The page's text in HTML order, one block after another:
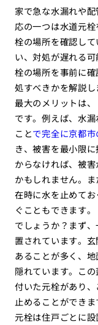
家で急な水漏れや
応の一つは水道元
栓の場所を確認し
い、対処が遅れる
栓の場所を事前に
処すべきかを解説
最大のメリットは
です。例えば、水
ことで完全に京都
き、被害を最小限
からなければ、被
かもしれません。
在時に水を止めて
ぐこともできます
でしょうか？まず
置されています。
あることが多く、
隠れています。こ
付いた元栓があり
止めることができ
元栓は住戸ごとに